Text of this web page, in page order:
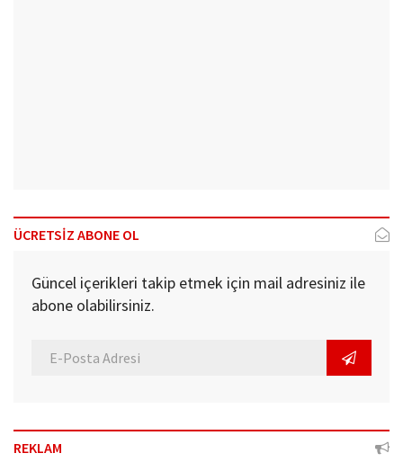
ÜCRETSİZ ABONE OL
Güncel içerikleri takip etmek için mail adresiniz ile
abone olabilirsiniz.
REKLAM